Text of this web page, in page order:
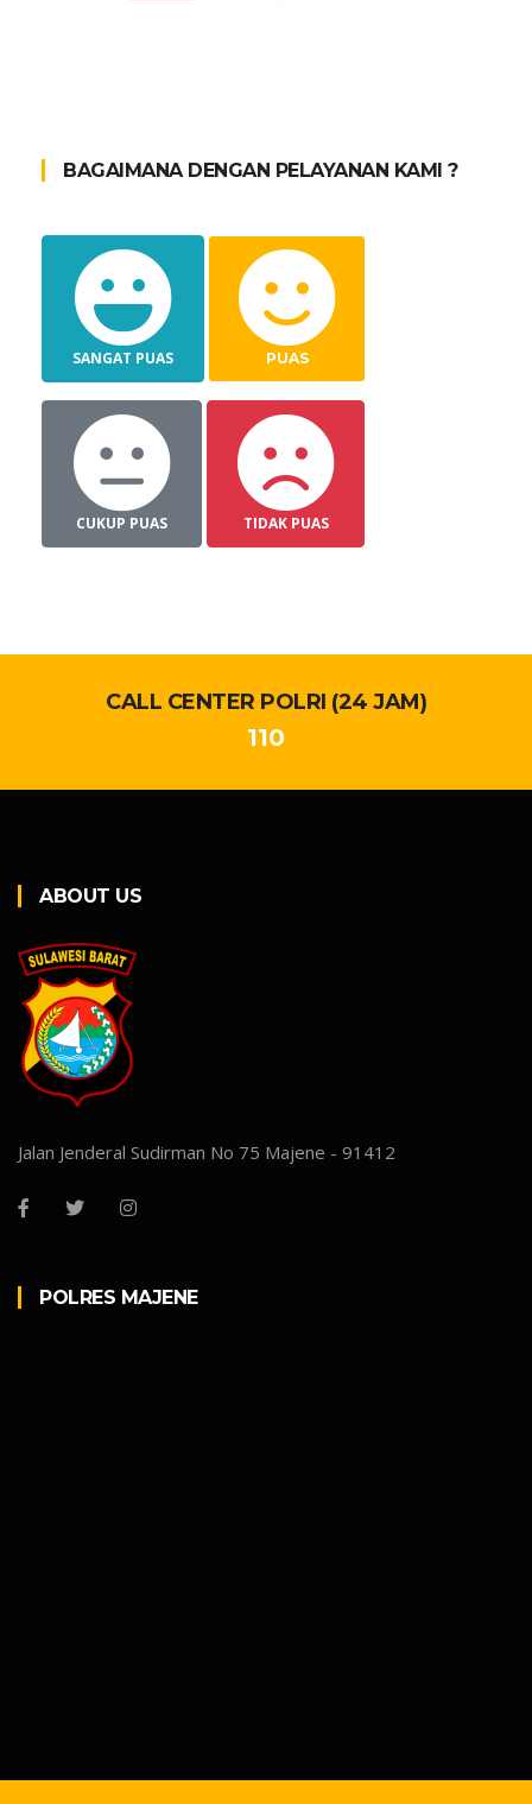
BAGAIMANA DENGAN PELAYANAN KAMI ?
SANGAT PUAS PUAS
CUKUP PUAS TIDAK PUAS
CALL CENTER POLRI (24 JAM)
110
ABOUT US
Jalan Jenderal Sudirman No 75 Majene - 91412
POLRES MAJENE